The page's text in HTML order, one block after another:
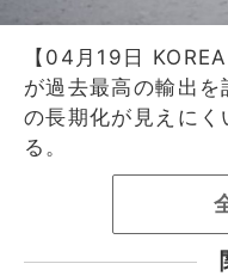
【04月19日
が過去最高の輸出
の長期化が見えに
る。